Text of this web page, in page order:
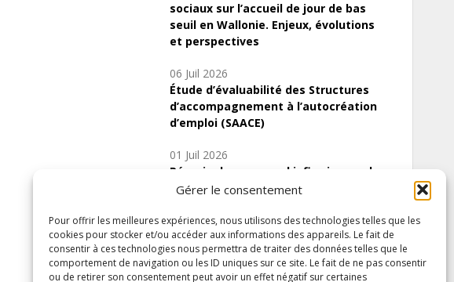
Gérer le consentement
Pour offrir les meilleures expériences, nous utilisons des technologies telles que les
cookies pour stocker et/ou accéder aux informations des appareils. Le fait de
consentir à ces technologies nous permettra de traiter des données telles que le
comportement de navigation ou les ID uniques sur ce site. Le fait de ne pas consentir
ou de retirer son consentement peut avoir un effet négatif sur certaines
sociaux sur l’accueil de jour de bas
seuil en Wallonie. Enjeux, évolutions
et perspectives
06 Juil 2026
Étude d’évaluabilité des Structures
d’accompagnement à l’autocréation
d’emploi (SAACE)
01 Juil 2026
Pénurie du personnel infirmier :quels
indicateurs d’offre de soins pour
Inscrivez-vous à notre newsletter